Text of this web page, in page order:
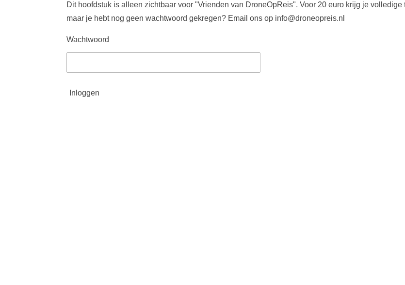
Dit hoofdstuk is alleen zichtbaar voor "Vrienden van DroneOpReis". Voor 20 euro krijg je
maar je hebt nog geen wachtwoord gekregen? Email ons op info@droneopreis.nl
Wachtwoord
Inloggen